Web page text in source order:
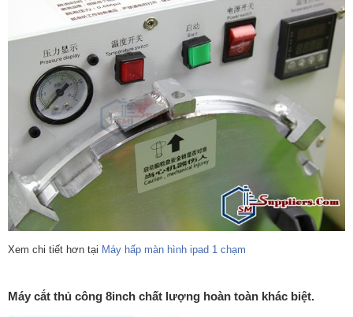
Xem chi tiết hơn tại Máy hấp màn hình ipad 1 chạm
Máy cắt thủ công 8inch chất lượng hoàn toàn khác biệt.